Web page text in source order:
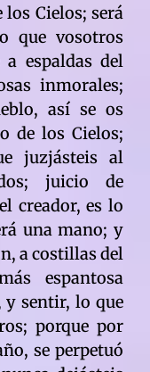
los Cielos; será
que vosotros
espaldas del
inmorales;
así se os
de los Cielos;
juzjásteis al
juicio de
creador, es lo
una mano; y
a costillas del
espantosa
y sentir, lo que
porque por
se perpetuó